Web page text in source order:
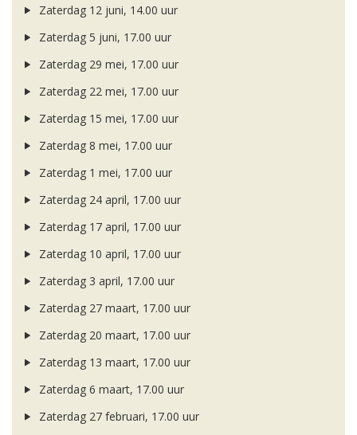
Zaterdag 12 juni, 14.00 uur
Zaterdag 5 juni, 17.00 uur
Zaterdag 29 mei, 17.00 uur
Zaterdag 22 mei, 17.00 uur
Zaterdag 15 mei, 17.00 uur
Zaterdag 8 mei, 17.00 uur
Zaterdag 1 mei, 17.00 uur
Zaterdag 24 april, 17.00 uur
Zaterdag 17 april, 17.00 uur
Zaterdag 10 april, 17.00 uur
Zaterdag 3 april, 17.00 uur
Zaterdag 27 maart, 17.00 uur
Zaterdag 20 maart, 17.00 uur
Zaterdag 13 maart, 17.00 uur
Zaterdag 6 maart, 17.00 uur
Zaterdag 27 februari, 17.00 uur